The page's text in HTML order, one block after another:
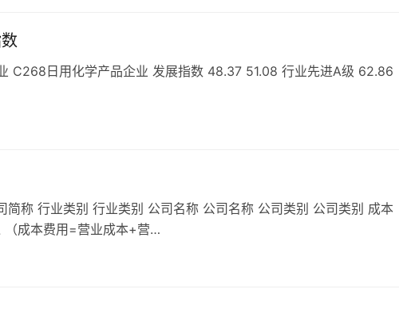
C268日用化学产品企业 发展指数 48.37 51.08 行业先进A级 62.86
称 行业类别 行业类别 公司名称 公司名称 公司类别 公司类别 成本
（成本费用=营业成本+营…